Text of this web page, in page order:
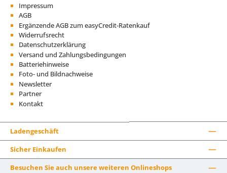
Impressum
AGB
Ergänzende AGB zum easyCredit-Ratenkauf
Widerrufsrecht
Datenschutzerklärung
Versand und Zahlungsbedingungen
Batteriehinweise
Foto- und Bildnachweise
Newsletter
Partner
Kontakt
Ladengeschäft
Sicher Einkaufen
Besuchen Sie auch unsere weiteren Onlineshops